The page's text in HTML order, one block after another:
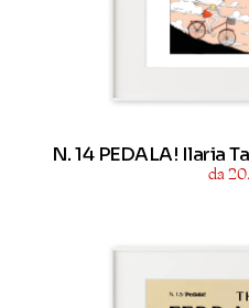
N. 14 PEDALA! Ilaria
da